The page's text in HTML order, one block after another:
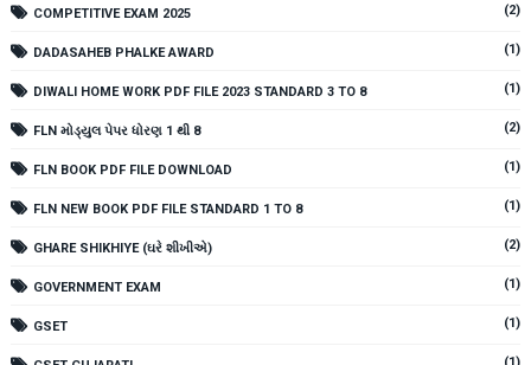
COMPETITIVE EXAM 2025 (2)
DADASAHEB PHALKE AWARD (1)
DIWALI HOME WORK PDF FILE 2023 STANDARD 3 TO 8 (1)
FLN મોડ્યુલ પેપર ધોરણ 1 થી 8 (2)
FLN BOOK PDF FILE DOWNLOAD (1)
FLN NEW BOOK PDF FILE STANDARD 1 TO 8 (1)
GHARE SHIKHIYE (ઘરે શીખીએ) (2)
GOVERNMENT EXAM (1)
GSET (1)
(1)